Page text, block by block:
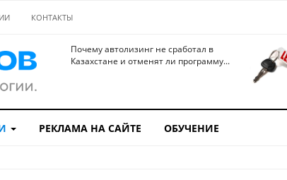
КОНТАКТЫ
Почему автолизинг не сработал в
Казахстане и отменят ли программу...
РЕКЛАМА НА САЙТЕ ОБУЧЕНИЕ